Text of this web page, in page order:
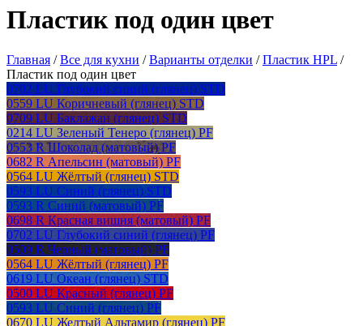
Пластик под один цвет
Главная /Все для кухни /Варианты отделки /Пластик HPL /
Пластик под один цвет
0702 LU Глубокий синий (глянец) STD
0559 LU Коричневый (глянец) STD
0709 LU Баклажан (глянец) STD
0214 LU Зеленый Тенеро (глянец) PF
0553 R Шоколад (матовый) PF
0682 R Апельсин (матовый) PF
0564 LU Жёлтый (глянец) STD
0593 LU Синий (глянец) STD
0593 R Синий (матовый) PF
0698 R Красная вишня (матовый) PF
0702 LU Глубокий синий (глянец) PF
0509 R Черный (матовый) PF
0564 LU Жёлтый (глянец) PF
0619 LU Океан (глянец) STD
0500 LU Красный (глянец) PF
0593 LU Синий (глянец) PF
0670 LU Желтый Альтамир (глянец) PF